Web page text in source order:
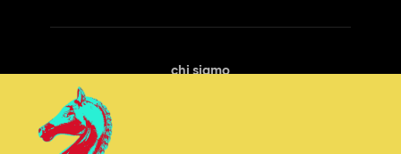
chi siamo